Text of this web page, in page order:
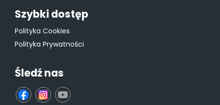
Szybki dostęp
Polityka Cookies
Polityka Prywatności
Śledź nas
fb ins yt